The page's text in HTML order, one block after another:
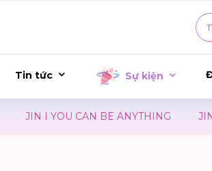
Tin tức Sự kiện
JIN I NEW CLASSIC